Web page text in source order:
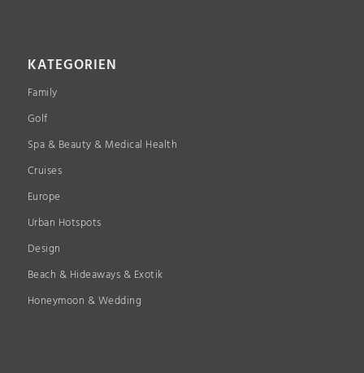
KATEGORIEN
Family
Golf
Spa & Beauty & Medical Health
Cruises
Europe
Urban Hotspots
Design
Beach & Hideaways & Exotik
Honeymoon & Wedding